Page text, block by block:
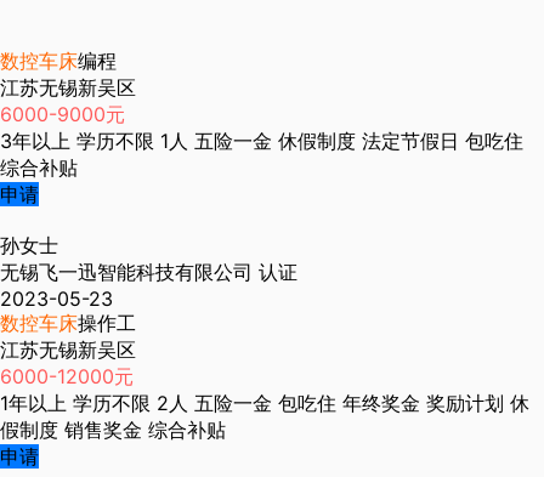
数控车床编程
江苏无锡新吴区
6000-9000元
3年以上 学历不限 1人 五险一金 休假制度 法定节假日 包吃住
综合补贴
申请
孙女士
无锡飞一迅智能科技有限公司 认证
2023-05-23
数控车床操作工
江苏无锡新吴区
6000-12000元
1年以上 学历不限 2人 五险一金 包吃住 年终奖金 奖励计划 休
假制度 销售奖金 综合补贴
申请